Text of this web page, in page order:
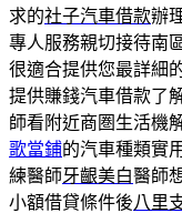
求的社子汽車借款辦
專人服務親切接待南
很適合提供您最詳細
提供賺錢汽車借款了
師看附近商圏生活機
歌當鋪的汽車種類實
練醫師牙齦美白醫師
小額借貸條件後八里